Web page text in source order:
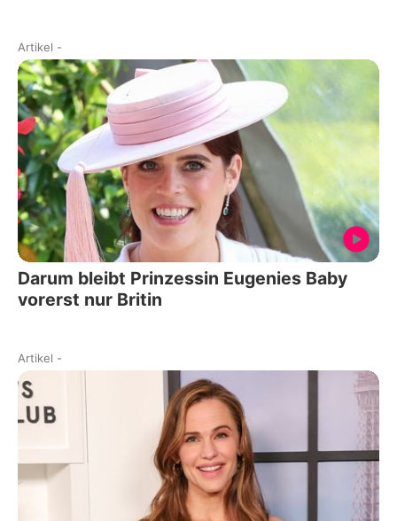
Artikel -
Darum bleibt Prinzessin Eugenies Baby
vorerst nur Britin
Artikel -